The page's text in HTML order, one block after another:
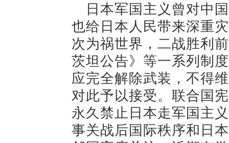
日本军国主义曾对中
也给日本人民带来深重
次为祸世界，二战胜利
茨坦公告》等一系列制
应完全解除武装，不得
对此予以接受。联合国
永久禁止日本走军国主
事关战后国际秩序和日